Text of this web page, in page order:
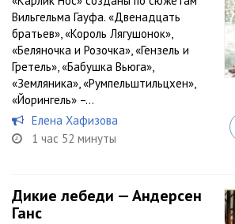
Вильгельма Гауфа. «Двенадцать
братьев», «Король Лягушонок»,
«Беляночка и Розочка», «Гензель и
Гретель», «Бабушка Вьюга»,
«Земляника», «Румпельштильцхен»,
«Йорингель» –...
Елена Хафизова
1 час 52 минуты
Дикие лебеди — Андерсен
Ганс